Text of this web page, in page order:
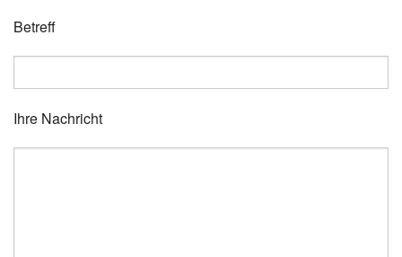
Betreff
Ihre Nachricht